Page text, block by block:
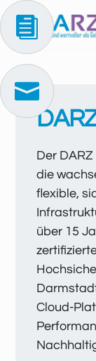
Der
die
flexible,
über 15
Cloud-

